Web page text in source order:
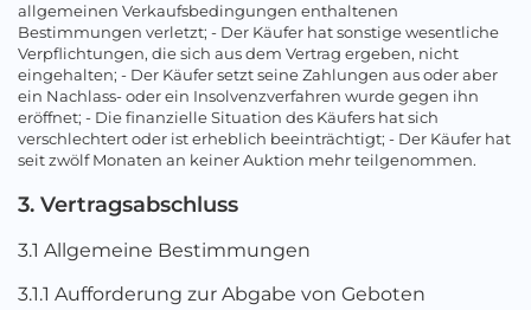
allgemeinen Verkaufsbedingungen enthaltenen
Bestimmungen verletzt; - Der Käufer hat sonstige wesentliche
Verpflichtungen, die sich aus dem Vertrag ergeben, nicht
eingehalten; - Der Käufer setzt seine Zahlungen aus oder aber
ein Nachlass- oder ein Insolvenzverfahren wurde gegen ihn
eröffnet; - Die finanzielle Situation des Käufers hat sich
verschlechtert oder ist erheblich beeinträchtigt; - Der Käufer hat
seit zwölf Monaten an keiner Auktion mehr teilgenommen.
3. Vertragsabschluss
3.1 Allgemeine Bestimmungen
3.1.1 Aufforderung zur Abgabe von Geboten